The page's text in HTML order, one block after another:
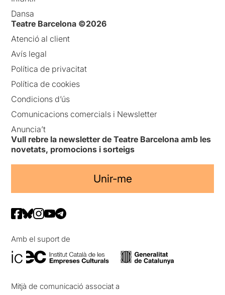
Dansa
Teatre Barcelona ©2026
Atenció al client
Avís legal
Política de privacitat
Política de cookies
Condicions d’ús
Comunicacions comercials i Newsletter
Anuncia’t
Vull rebre la newsletter de Teatre Barcelona amb les
novetats, promocions i sorteigs
Unir-me
Amb el suport de
Mitjà de comunicació associat a